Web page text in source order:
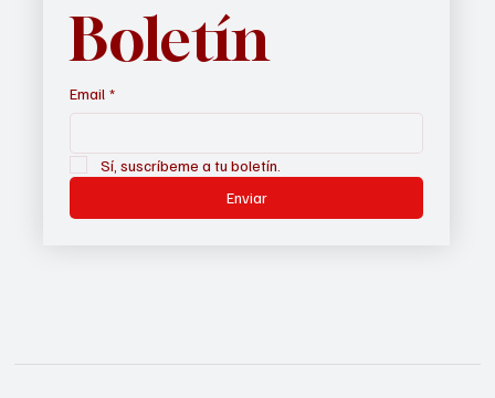
Boletín
Email *
Sí, suscríbeme a tu boletín.
Enviar